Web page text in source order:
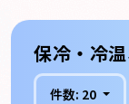
保冷・冷
件数: 20